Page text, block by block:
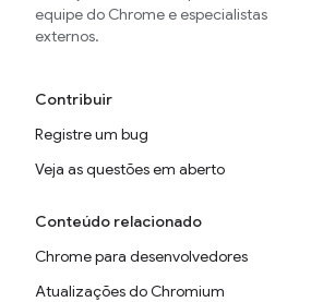
equipe do Chrome e especialistas
externos.
Contribuir
Registre um bug
Veja as questões em aberto
Conteúdo relacionado
Chrome para desenvolvedores
Atualizações do Chromium